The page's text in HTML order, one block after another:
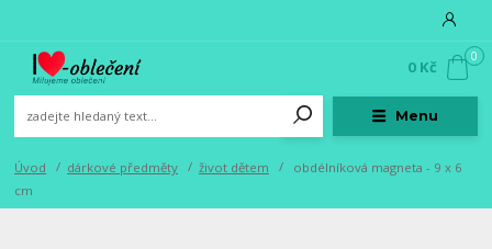
Menu
0
0 Kč
Úvod dárkové předměty život dětem
obdélníková magneta - 9 x 6
cm